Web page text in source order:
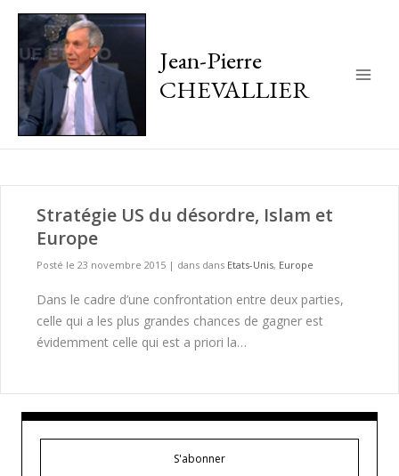
Jean-Pierre
CHEVALLIER
Stratégie US du désordre, Islam et
Europe
Posté le 23 novembre 2015 | dans dans Etats-Unis, Europe
Dans le cadre d’une confrontation entre deux parties,
celle qui a les plus grandes chances de gagner est
évidemment celle qui est a priori la…
S'abonner